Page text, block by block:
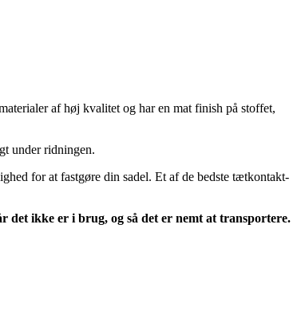
af høj kvalitet og har en mat finish på stoffet,
under ridningen.
for at fastgøre din sadel. Et af de bedste tætkontakt-
det ikke er i brug, og så det er nemt at transportere.